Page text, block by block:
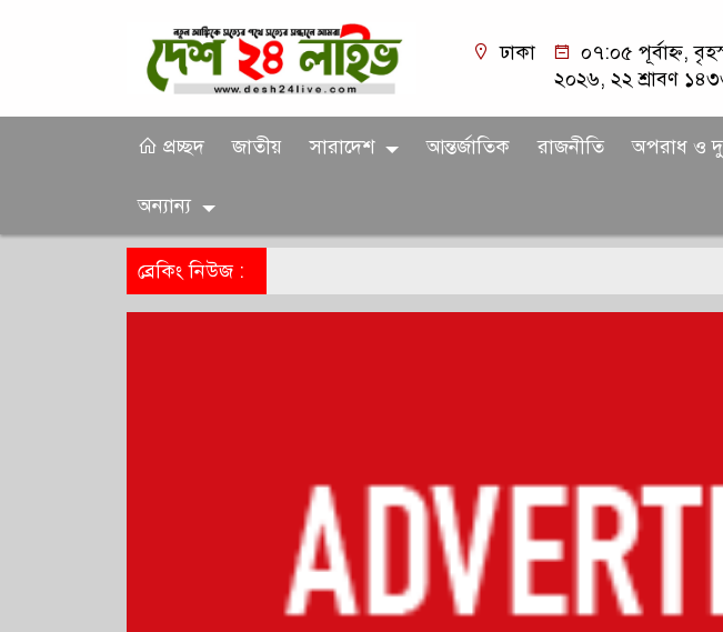
ঢাকা
০৭:০৫ পূর্বাহ্ন,
২০২৬, ২২ শ্রাবণ
প্রচ্ছদ জাতীয় সারাদেশ আন্তর্জাতিক রাজনীতি অপরাধ ও
অন্যান্য
ব্রেকিং নিউজ :